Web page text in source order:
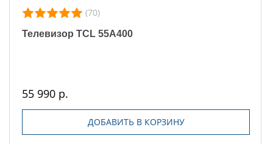
(70)
Телевизор TCL 55A400
55 990 р.
ДОБАВИТЬ В КОРЗИНУ